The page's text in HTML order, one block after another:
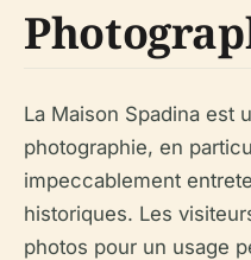
La Maison Spadina est
photographie, en
impeccablement
historiques. Les
photos pour un usage